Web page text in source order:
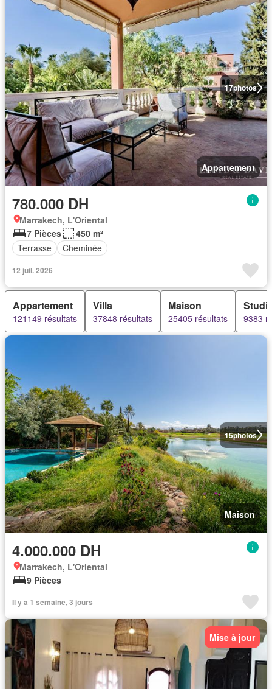
17photos
Appartement
780.000 DH
Marrakech, L'Oriental
7 Pièces
450 m²
Terrasse
Cheminée
12 juil. 2026
Appartement
121149 résultats
Villa
37848 résultats
Maison
25405 résultats 9383
15photos
Maison
4.000.000 DH
Marrakech, L'Oriental
9 Pièces
Il y a 1 semaine, 3 jours
Mise à jour